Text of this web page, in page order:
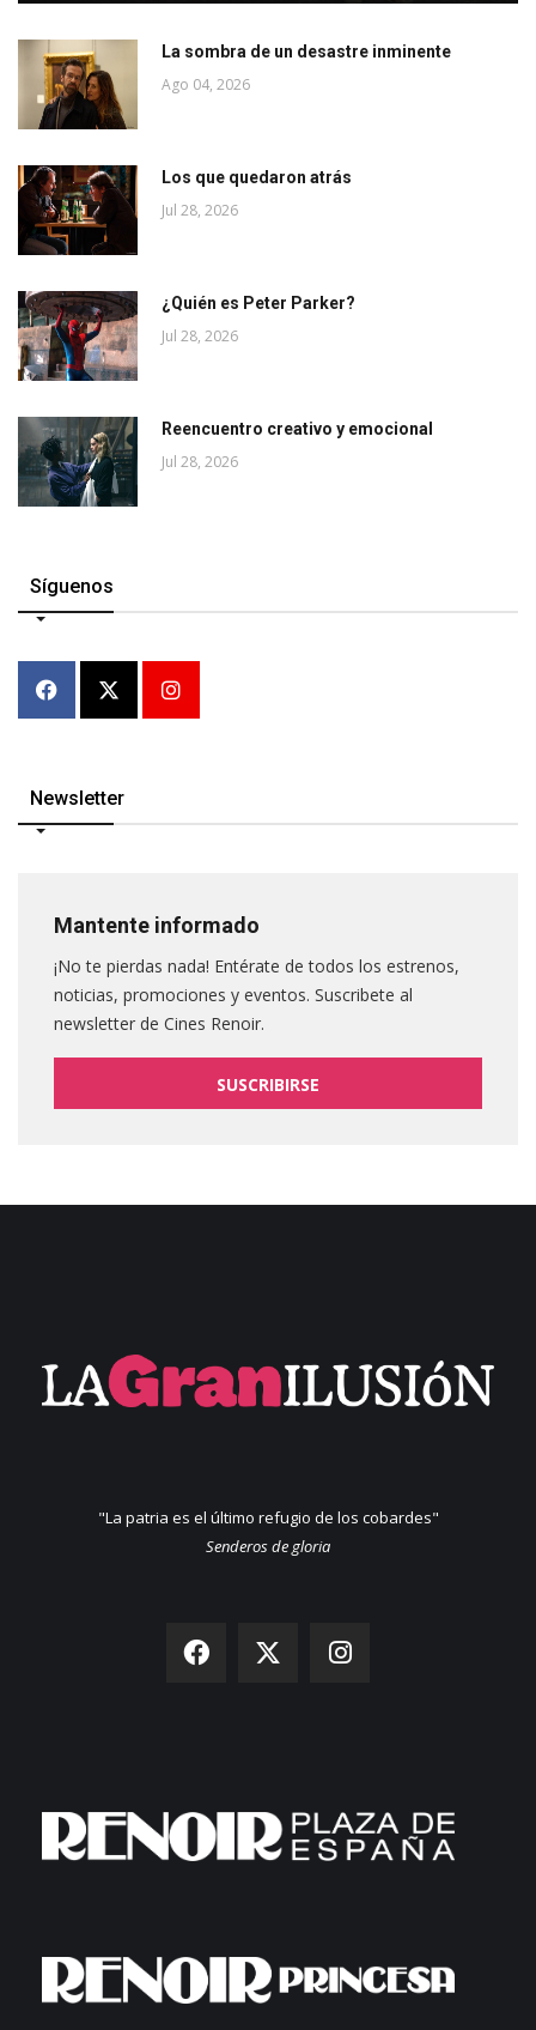
La sombra de un desastre inminente
Ago 04, 2026
Los que quedaron atrás
Jul 28, 2026
¿Quién es Peter Parker?
Jul 28, 2026
Reencuentro creativo y emocional
Jul 28, 2026
Síguenos
Newsletter
Mantente informado
¡No te pierdas nada! Entérate de todos los estrenos,
noticias, promociones y eventos. Suscribete al
newsletter de Cines Renoir.
SUSCRIBIRSE
"La patria es el último refugio de los cobardes"
Senderos de gloria